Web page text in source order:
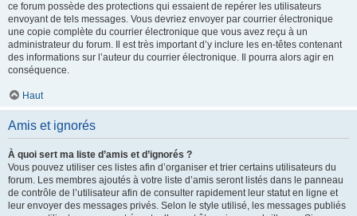
ce forum possède des protections qui essaient de repérer les utilisateurs
envoyant de tels messages. Vous devriez envoyer par courrier électronique
une copie complète du courrier électronique que vous avez reçu à un
administrateur du forum. Il est très important d’y inclure les en-têtes contenant
des informations sur l’auteur du courrier électronique. Il pourra alors agir en
conséquence.
Haut
Amis et ignorés
À quoi sert ma liste d’amis et d’ignorés ?
Vous pouvez utiliser ces listes afin d’organiser et trier certains utilisateurs du
forum. Les membres ajoutés à votre liste d’amis seront listés dans le panneau
de contrôle de l’utilisateur afin de consulter rapidement leur statut en ligne et
leur envoyer des messages privés. Selon le style utilisé, les messages publiés